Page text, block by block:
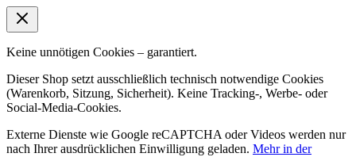
Keine unnötigen Cookies – garantiert.
Dieser Shop setzt ausschließlich technisch notwendige Cookies
(Warenkorb, Sitzung, Sicherheit). Keine Tracking-, Werbe- oder
Social-Media-Cookies.
Externe Dienste wie Google reCAPTCHA oder Videos werden nur
nach Ihrer ausdrücklichen Einwilligung geladen. Mehr in der